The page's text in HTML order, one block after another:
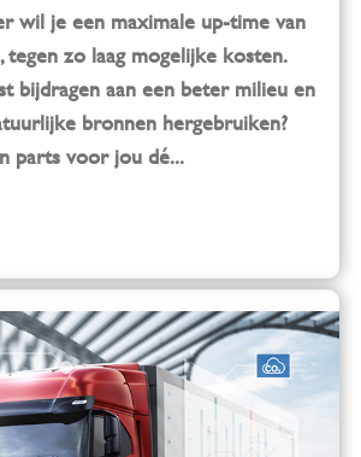
wil je een maximale up-time van
zo laag mogelijke kosten.
bijdragen aan een beter milieu en
bronnen hergebruiken?
parts voor jou dé...